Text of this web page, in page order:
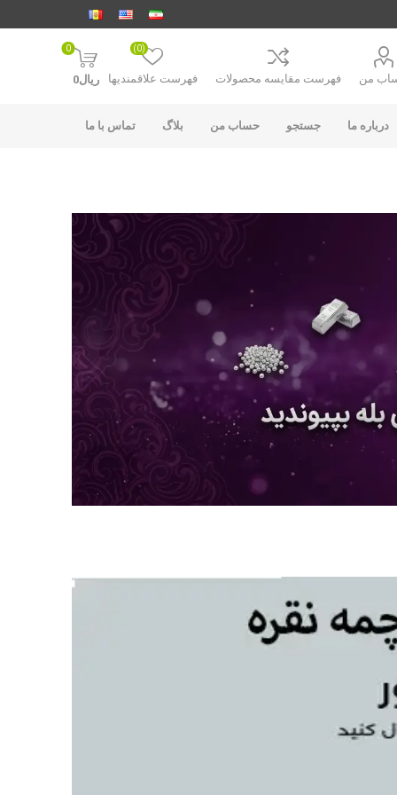
من فهرست مقایسه محصولات فهرست علاقمندیها
(0)
0
ریال0
درباره ما جستجو حساب من بلاگ تماس با ما